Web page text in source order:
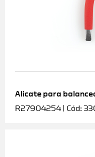
Alicate para
R27904254 | Cód: